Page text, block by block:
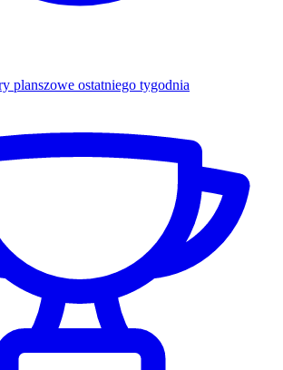
planszowe ostatniego tygodnia